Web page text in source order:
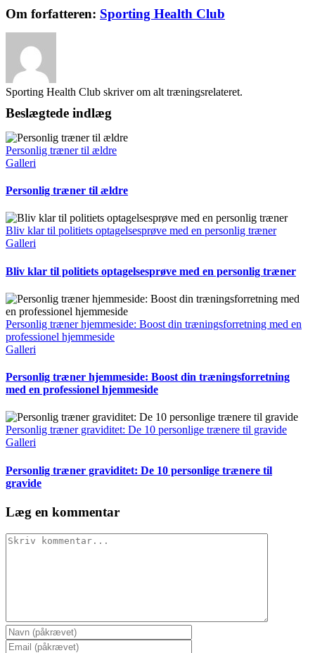
Facebook
X
Reddit
LinkedIn
WhatsApp
Telegram
Tumblr
Pinterest
Vk
Xing
E-
Om forfatteren: Sporting Health Club
Sporting Health Club skriver om alt træningsrelateret.
Beslægtede indlæg
Personlig træner til ældre
Galleri
Personlig træner til ældre
Bliv klar til politiets optagelsesprøve med en personlig træner
Galleri
Bliv klar til politiets optagelsesprøve med en personlig træner
Personlig træner hjemmeside: Boost din træningsforretning med en
professionel hjemmeside
Galleri
Personlig træner hjemmeside: Boost din træningsforretning
med en professionel hjemmeside
Personlig træner graviditet: De 10 personlige trænere til gravide
Galleri
Personlig træner graviditet: De 10 personlige trænere til
gravide
Læg en kommentar
Comment